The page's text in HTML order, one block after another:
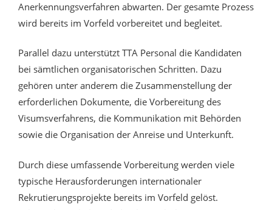
Anerkennungsverfahren abwarten. Der gesamte Prozess
wird bereits im Vorfeld vorbereitet und begleitet.
Parallel dazu unterstützt TTA Personal die Kandidaten
bei sämtlichen organisatorischen Schritten. Dazu
gehören unter anderem die Zusammenstellung der
erforderlichen Dokumente, die Vorbereitung des
Visumsverfahrens, die Kommunikation mit Behörden
sowie die Organisation der Anreise und Unterkunft.
Durch diese umfassende Vorbereitung werden viele
typische Herausforderungen internationaler
Rekrutierungsprojekte bereits im Vorfeld gelöst.